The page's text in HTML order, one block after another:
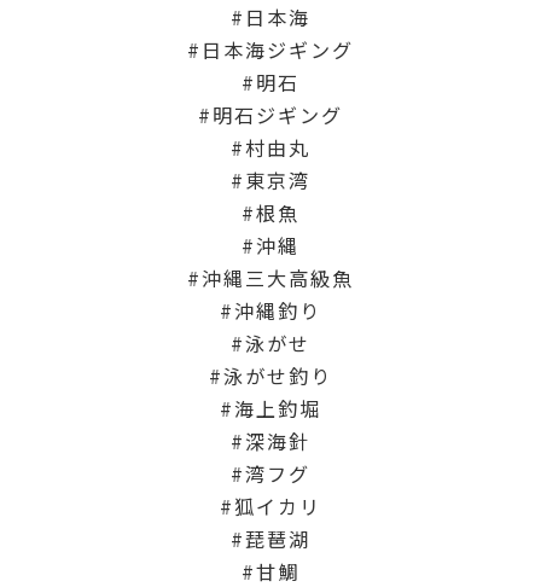
日本海
日本海ジギング
明石
明石ジギング
村由丸
東京湾
根魚
沖縄
沖縄三大高級魚
沖縄釣り
泳がせ
泳がせ釣り
海上釣堀
深海針
湾フグ
狐イカリ
琵琶湖
甘鯛